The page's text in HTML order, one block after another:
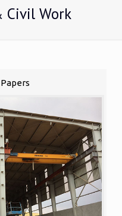
Civil Work